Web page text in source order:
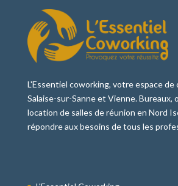
L'Essentiel coworking, votre espace de
Salaise-sur-Sanne et Vienne. Bureaux,
location de salles de réunion en Nord
répondre aux besoins de tous les